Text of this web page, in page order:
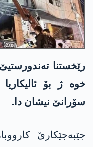
خوە ژ بۆ
سۆرانێ نیشان دا.
جێبەجێکارێ